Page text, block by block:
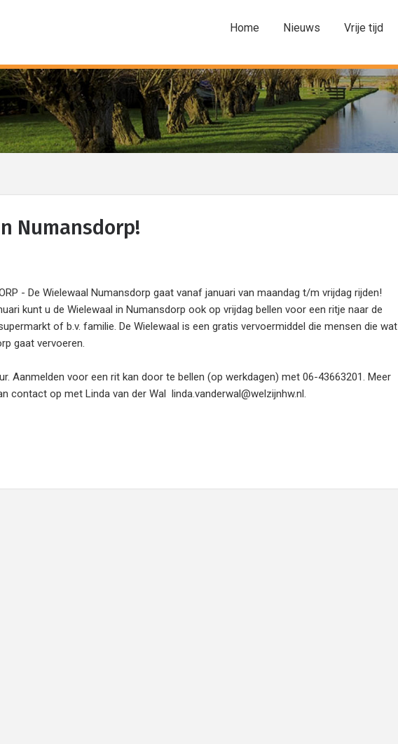
Home Nieuws Vrije tijd
Numansdorp!
- De Wielewaal Numansdorp gaat vanaf januari van maandag t/m vrijdag rijden!
kunt u de Wielewaal in Numansdorp ook op vrijdag bellen voor een ritje naar de
of b.v. familie. De Wielewaal is een gratis vervoermiddel die mensen die wat
gaat vervoeren.
Aanmelden voor een rit kan door te bellen (op werkdagen) met 06-43663201. Meer
contact op met Linda van der Wal linda.vanderwal@welzijnhw.nl.